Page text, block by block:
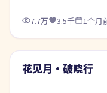
7.7万 3.5千 1个月
最新
花见月·破晓行